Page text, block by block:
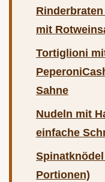
mit
Tortiglioni
Sahne
Nudeln mit
einfache
Portionen)